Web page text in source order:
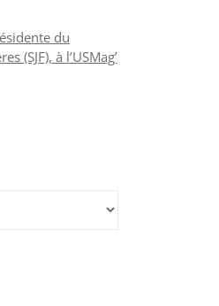
du
(SJF), à l’USMag’